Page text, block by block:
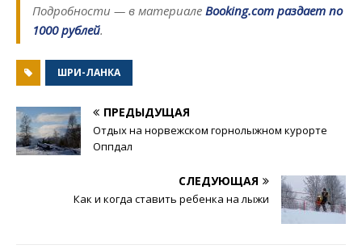
Подробности — в материале Booking.com раздает по
1000 рублей.
ШРИ-ЛАНКА
ПРЕДЫДУЩАЯ
Отдых на норвежском горнолыжном курорте
Оппдал
СЛЕДУЮЩАЯ
Как и когда ставить ребенка на лыжи